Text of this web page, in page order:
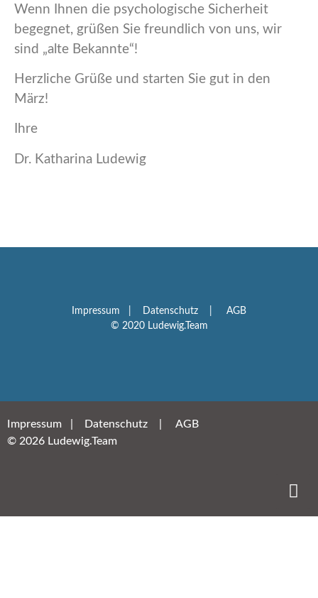
Wenn Ihnen die psychologische Sicherheit
begegnet, grüßen Sie freundlich von uns, wir
sind „alte Bekannte“!
Herzliche Grüße und starten Sie gut in den
März!
Ihre
Dr. Katharina Ludewig
Impressum Datenschutz
AGB
© 2020 Ludewig.Team
Impressum Datenschutz
AGB
© 2026 Ludewig.Team